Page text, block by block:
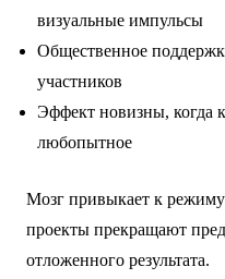
визуальные импульсы
Общественное
участников
Эффект новизны, когда
любопытное
Мозг привыкает к
проекты прекращают
отложенного результата.